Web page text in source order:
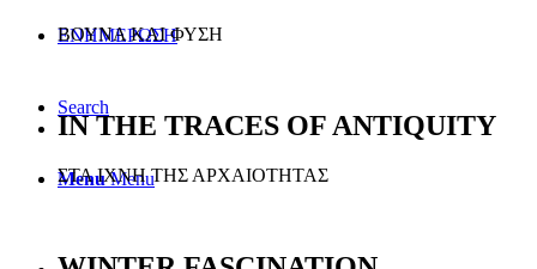
ΕΝΗΜΕΡΩΣΗ
Search
Menu Menu
ΒΟΥΝΑ ΚΑΙ ΦΥΣΗ
IN THE TRACES OF ANTIQUITY
ΣΤΑ ΙΧΝΗ ΤΗΣ ΑΡΧΑΙΟΤΗΤΑΣ